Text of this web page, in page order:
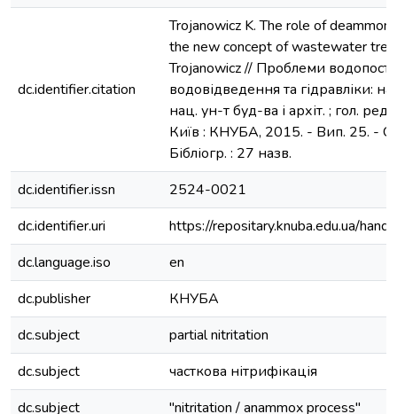
dc.identifier.citation
Trojanowicz K. The role of
the new concept of wastewater
Trojanowicz // Проблеми
водовідведення та гідравліки:
нац. ун-т буд-ва і архіт. ; гол.
Київ : КНУБА, 2015. - Вип. 25. -
Бібліогр. : 27 назв.
dc.identifier.issn
2524-0021
dc.identifier.uri
https://repositary.knuba.edu.ua/
dc.language.iso
en
dc.publisher
КНУБА
dc.subject
partial nitritation
dc.subject
часткова нітрифікація
dc.subject
"nitritation / anammox process"